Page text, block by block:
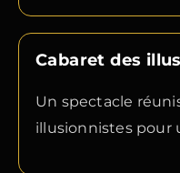
Cabaret des
Un spectacle
illusionnistes pour